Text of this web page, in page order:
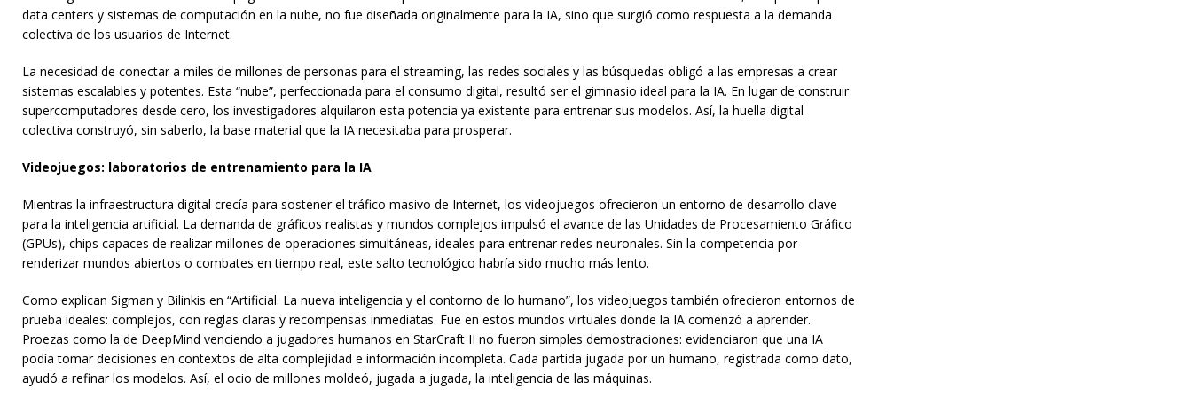
data centers y sistemas de computación en la nube, no fue diseñada originalmente para la IA, sino que surgió como respuesta a la demanda
colectiva de los usuarios de Internet.
La necesidad de conectar a miles de millones de personas para el streaming, las redes sociales y las búsquedas obligó a las empresas a crear
sistemas escalables y potentes. Esta “nube”, perfeccionada para el consumo digital, resultó ser el gimnasio ideal para la IA. En lugar de construir
supercomputadores desde cero, los investigadores alquilaron esta potencia ya existente para entrenar sus modelos. Así, la huella digital
colectiva construyó, sin saberlo, la base material que la IA necesitaba para prosperar.
Videojuegos: laboratorios de entrenamiento para la IA
Mientras la infraestructura digital crecía para sostener el tráfico masivo de Internet, los videojuegos ofrecieron un entorno de desarrollo clave
para la inteligencia artificial. La demanda de gráficos realistas y mundos complejos impulsó el avance de las Unidades de Procesamiento Gráfico
(GPUs), chips capaces de realizar millones de operaciones simultáneas, ideales para entrenar redes neuronales. Sin la competencia por
renderizar mundos abiertos o combates en tiempo real, este salto tecnológico habría sido mucho más lento.
Como explican Sigman y Bilinkis en “Artificial. La nueva inteligencia y el contorno de lo humano”, los videojuegos también ofrecieron entornos de
prueba ideales: complejos, con reglas claras y recompensas inmediatas. Fue en estos mundos virtuales donde la IA comenzó a aprender.
Proezas como la de DeepMind venciendo a jugadores humanos en StarCraft II no fueron simples demostraciones: evidenciaron que una IA
podía tomar decisiones en contextos de alta complejidad e información incompleta. Cada partida jugada por un humano, registrada como dato,
ayudó a refinar los modelos. Así, el ocio de millones moldeó, jugada a jugada, la inteligencia de las máquinas.